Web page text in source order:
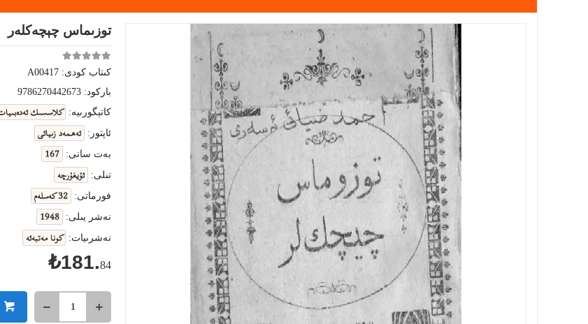
توزىماس چېچەكلەر
كىتاب كودى: A00417
باركود: 9786270442673
كاتېگورىيە:
كلاسسىك
ئاپتور: ئەھمەد زىيائى
بەت سانى: 167
تىلى: ئۇيغۇرچە
فورماتى: 32 كەسلەم
نەشر يىلى: 1948
نەشرىيات: كونا مەتبەئە
₺181.84